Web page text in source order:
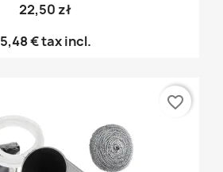
22,50 zł
5,48 €tax incl.
favorite_border